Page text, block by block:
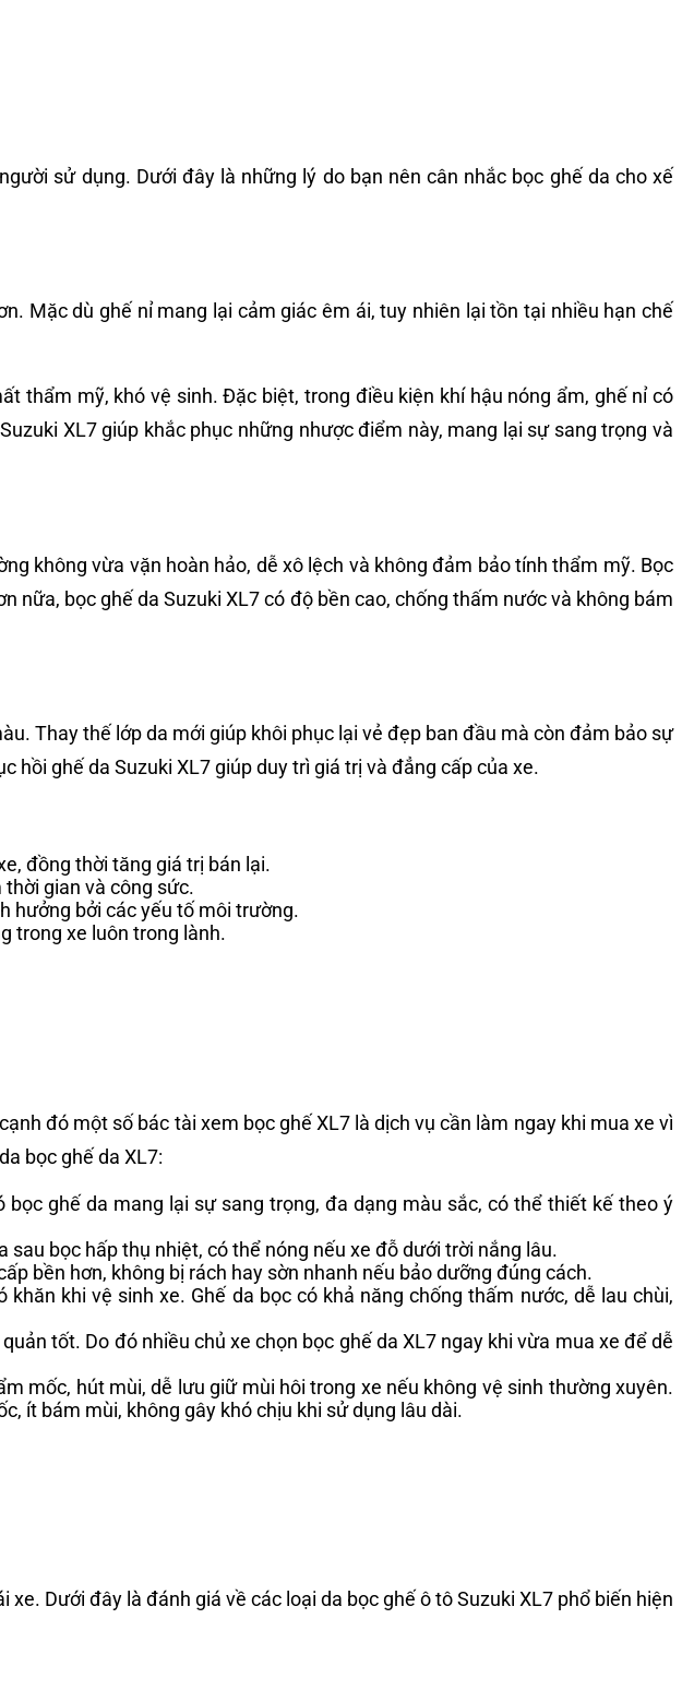
sử dụng. Dưới đây là những lý do bạn nên cân nhắc bọc ghế da cho xế
Mặc dù ghế nỉ mang lại cảm giác êm ái, tuy nhiên lại tồn tại nhiều hạn chế
thẩm mỹ, khó vệ sinh. Đặc biệt, trong điều kiện khí hậu nóng ẩm, ghế nỉ có
XL7 giúp khắc phục những nhược điểm này, mang lại sự sang trọng và
không vừa vặn hoàn hảo, dễ xô lệch và không đảm bảo tính thẩm mỹ. Bọc
nữa, bọc ghế da Suzuki XL7 có độ bền cao, chống thấm nước và không bám
Thay thế lớp da mới giúp khôi phục lại vẻ đẹp ban đầu mà còn đảm bảo sự
hồi ghế da Suzuki XL7 giúp duy trì giá trị và đẳng cấp của xe.
đồng thời tăng giá trị bán lại.
gian và công sức.
hưởng bởi các yếu tố môi trường.
trong xe luôn trong lành.
đó một số bác tài xem bọc ghế XL7 là dịch vụ cần làm ngay khi mua xe vì
bọc ghế da XL7:
ghế da mang lại sự sang trọng, đa dạng màu sắc, có thể thiết kế theo ý
bọc hấp thụ nhiệt, có thể nóng nếu xe đỗ dưới trời nắng lâu.
bền hơn, không bị rách hay sờn nhanh nếu bảo dưỡng đúng cách.
khi vệ sinh xe. Ghế da bọc có khả năng chống thấm nước, dễ lau chùi,
tốt. Do đó nhiều chủ xe chọn bọc ghế da XL7 ngay khi vừa mua xe để dễ
mốc, hút mùi, dễ lưu giữ mùi hôi trong xe nếu không vệ sinh thường xuyên.
ít bám mùi, không gây khó chịu khi sử dụng lâu dài.
Dưới đây là đánh giá về các loại da bọc ghế ô tô Suzuki XL7 phổ biến hiện